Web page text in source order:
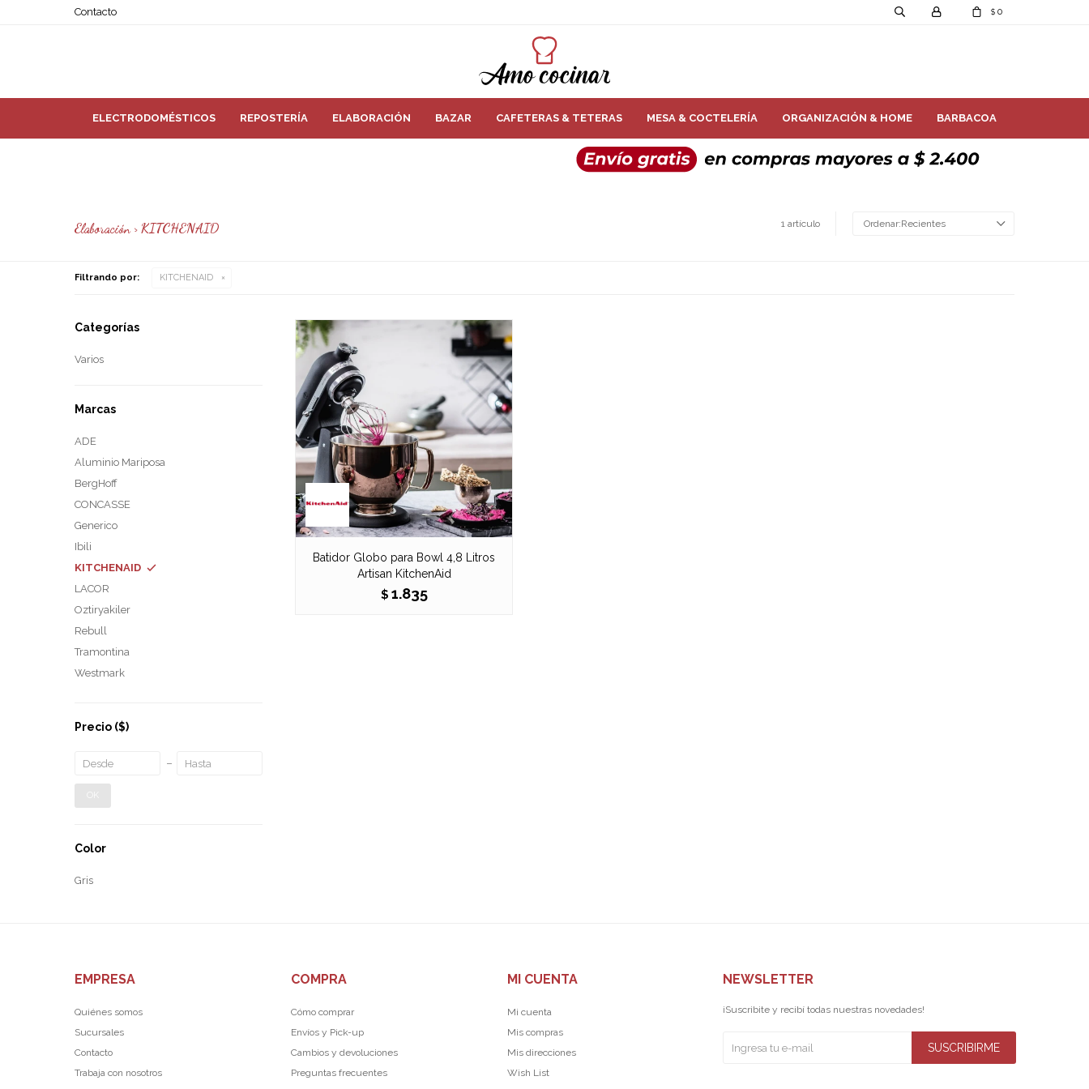
ELECTRODOMÉSTICOS REPOSTERÍA ELABORACIÓN BAZAR CAFETERAS & TETERAS MESA & COCTELERÍA ORGANIZACIÓN & HOME BARBACOA
$ 0
Contacto
Elaboración > KITCHENAID 1 artículo Recientes
Filtrando por: KITCHENAID
Batidor Globo para Bowl 4,8 Litros
Artisan KitchenAid
$ 1.835
Categorías
Varios
Marcas
ADE
Aluminio Mariposa
BergHoff
CONCASSE
Generico
Ibili
KITCHENAID
LACOR
Oztiryakiler
Rebull
Tramontina
Westmark
Precio ($)
Color
Gris
EMPRESA
Quiénes somos
Sucursales
Contacto
Trabaja con nosotros
COMPRA
Cómo comprar
Envíos y Pick-up
Cambios y devoluciones
Preguntas frecuentes
MI CUENTA
Mi cuenta
Mis compras
Mis direcciones
Wish List
NEWSLETTER
¡Suscribite y recibí todas nuestras novedades!
SUSCRIBIRME